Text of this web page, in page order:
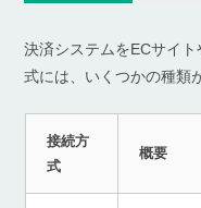
決済システムをECサイ
式には、いくつかの種類
接続方
式
概要